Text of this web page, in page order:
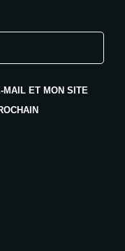
MAIL ET MON SITE